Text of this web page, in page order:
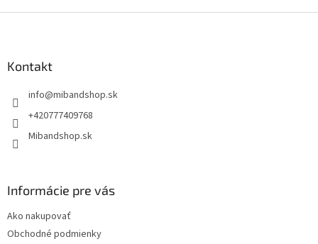
Kontakt
info@mibandshop.sk
+420777409768
Mibandshop.sk
Informácie pre vás
Ako nakupovať
Obchodné podmienky